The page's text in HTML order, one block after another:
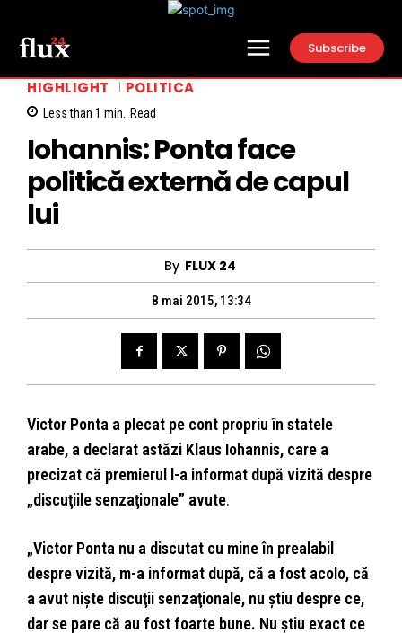
Subscribe
HIGHLIGHT POLITICA
Less than 1 min. Read
Iohannis: Ponta face
politică externă de capul
lui
By FLUX 24
8 mai 2015, 13:34
Victor Ponta a plecat pe cont propriu în statele
arabe, a declarat astăzi Klaus Iohannis, care a
precizat că premierul l-a informat după vizită despre
„discuţiile senzaţionale” avute.
„Victor Ponta nu a discutat cu mine în prealabil
despre vizită, m-a informat după, că a fost acolo, că
a avut nişte discuţii senzaţionale, nu ştiu despre ce,
dar se pare că au fost foarte bune. Nu ştiu exact ce